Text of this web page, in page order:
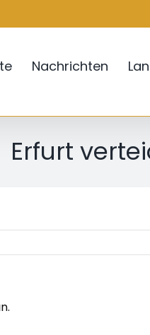
Nachrichten
Erfurt